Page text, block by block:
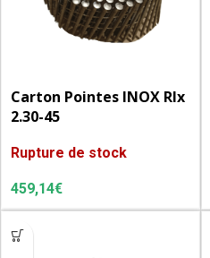
Carton Pointes INOX Rlx
2.30-45
Rupture de stock
459,14€